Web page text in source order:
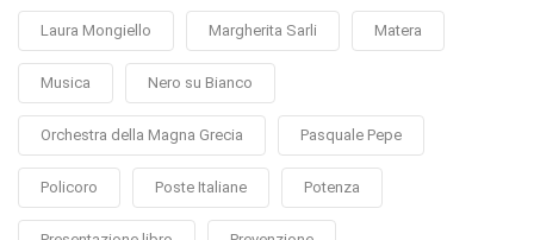
Laura Mongiello Margherita Sarli Matera
Musica Nero su Bianco
Orchestra della Magna Grecia Pasquale Pepe
Policoro Poste Italiane Potenza